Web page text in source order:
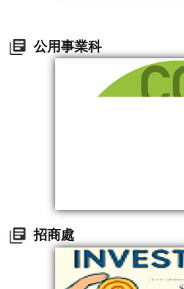
公用事業科
招商處